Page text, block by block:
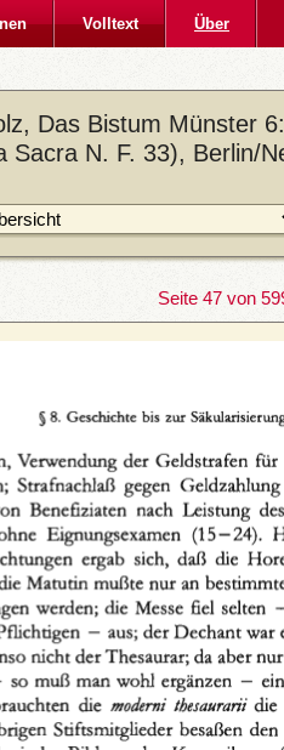
Volltext Über
Das Bistum Münster
Sacra N. F. 33), Berlin/
Seite 47 von